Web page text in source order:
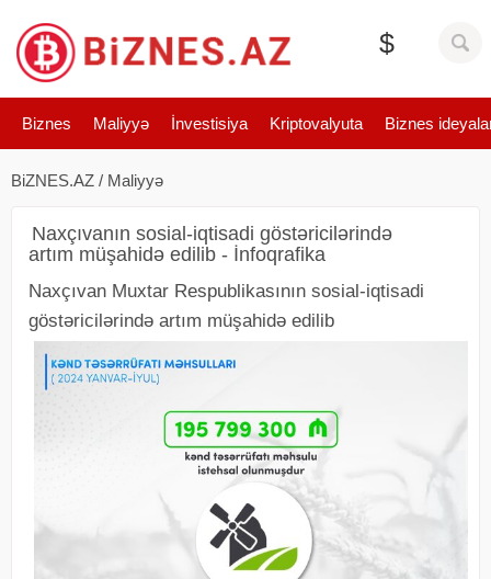
$
Biznes Maliyyə İnvestisiya Kriptovalyuta Biznes
BiZNES.AZ / Maliyyə
Naxçıvanın sosial-iqtisadi göstəricilərində
artım müşahidə edilib - İnfoqrafika
Naxçıvan Muxtar Respublikasının sosial-iqtisadi
göstəricilərində artım müşahidə edilib